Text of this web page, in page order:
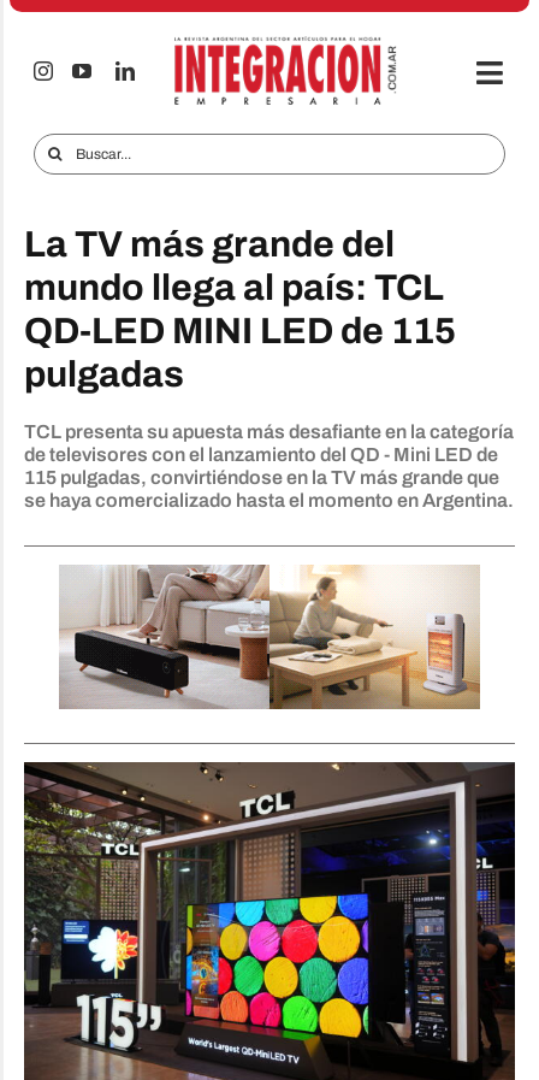
Saltar
Audio & TV
iTECNO
Celulares
Informes Especiales
Anuncie
Contacto
Buscar:
La TV más grande del
mundo llega al país: TCL
QD-LED MINI LED de 115
pulgadas
TCL presenta su apuesta más desafiante en la categoría
de televisores con el lanzamiento del QD - Mini LED de
115 pulgadas, convirtiéndose en la TV más grande que
se haya comercializado hasta el momento en Argentina.